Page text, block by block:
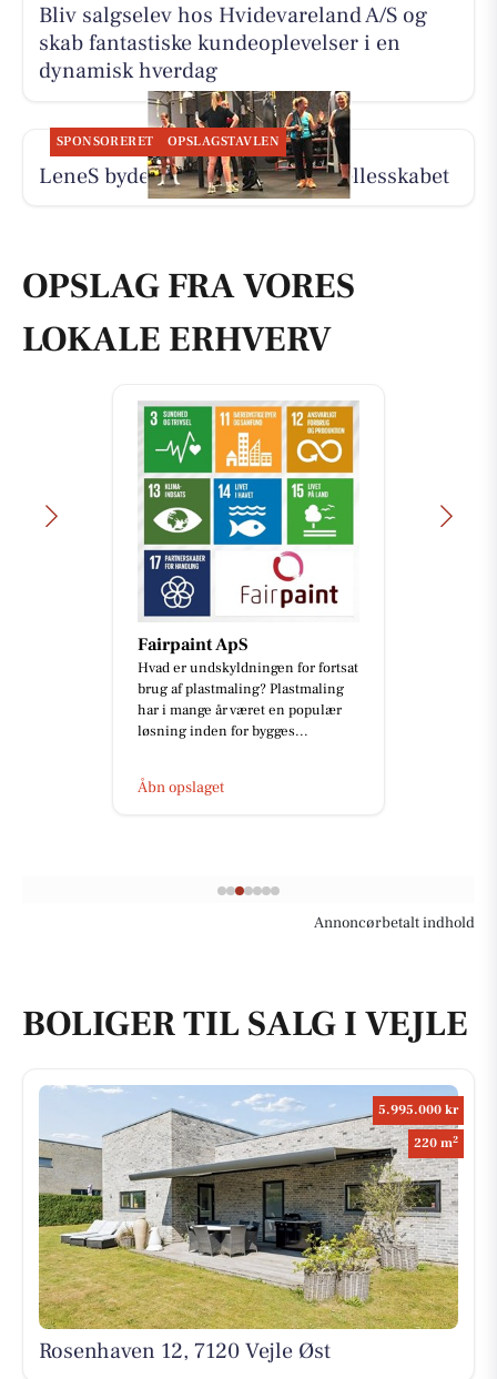
Bliv salgselev hos Hvidevareland A/S og
skab fantastiske kundeoplevelser i en
dynamisk hverdag
SPONSORERET OPSLAGSTAVLEN
LeneS byder dig velkommen i fællesskabet
OPSLAG FRA VORES
LOKALE ERHVERV
Fairpaint ApS
Hvad er undskyldningen for fortsat
brug af plastmaling? Plastmaling
har i mange år været en populær
løsning inden for bygges...
Åbn opslaget
Annoncørbetalt indhold
BOLIGER TIL SALG I VEJLE
5.995.000 kr
220 m2
Rosenhaven 12, 7120 Vejle Øst